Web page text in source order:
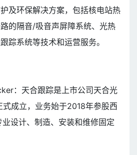
及环保解决方案，包括核电站热
的隔音/吸音声屏障系统、光热
踪系统等技术和运营服务。
：天合跟踪是上市公司天合光
成立，业务始于2018年参股西
设计、制造、安装和维修固定